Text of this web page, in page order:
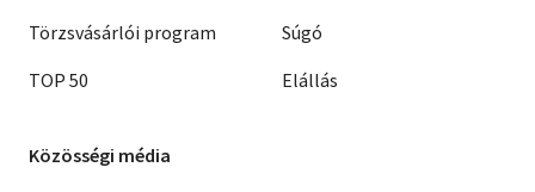
Törzsvásárlói program
TOP 50
Súgó
Elállás
Közösségi média